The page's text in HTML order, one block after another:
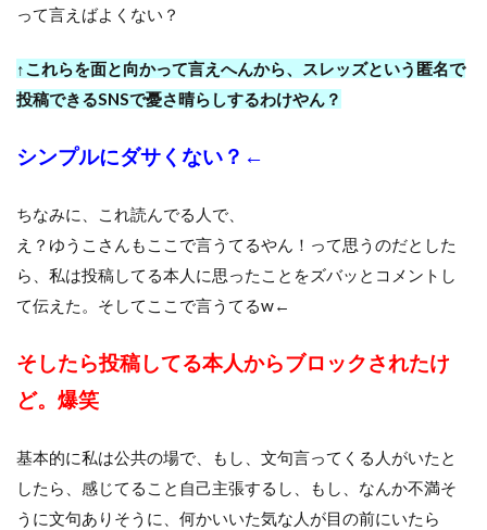
って言えばよくない？
↑これらを面と向かって言えへんから、スレッズという匿名で
投稿できるSNSで憂さ晴らしするわけやん？
シンプルにダサくない？←
ちなみに、これ読んでる人で、
え？ゆうこさんもここで言うてるやん！って思うのだとした
ら、私は投稿してる本人に思ったことをズバッとコメントし
て伝えた。そしてここで言うてるw←
そしたら投稿してる本人からブロックされたけ
ど。爆笑
基本的に私は公共の場で、もし、文句言ってくる人がいたと
したら、感じてること自己主張するし、もし、なんか不満そ
うに文句ありそうに、何かいいた気な人が目の前にいたら